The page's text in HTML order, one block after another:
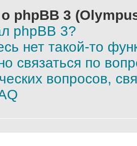
phpBB 3
phpBB 3?
нет такой-то
связаться по
вопросов,